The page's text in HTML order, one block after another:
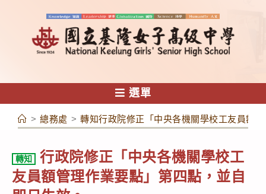
容
選單
> 總務處 > 轉知行政院修正「中央各機關學校工友員額
轉知
行政院修正「中央各機關學校工
友員額管理作業要點」第四點，並自